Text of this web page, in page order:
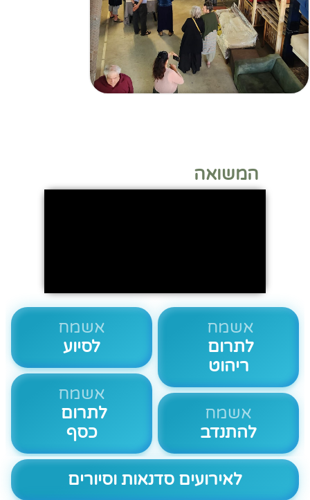
המשואה
אשמח
לתרום
ריהוט
אשמח
להתנדב
אשמח
לסיוע
אשמח
לתרום
כסף
לאירועים סדנאות וסיורים